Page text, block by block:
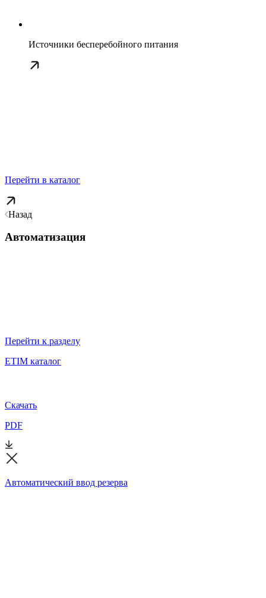
Источники бесперебойного питания
Перейти в каталог
Назад
Автоматизация
Перейти к разделу
ETIM каталог
Скачать
PDF
Автоматический ввод резерва